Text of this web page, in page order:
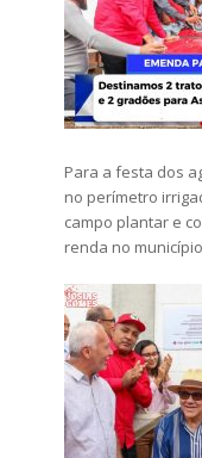
Para a festa dos
no perímetro
campo plantar e
renda no